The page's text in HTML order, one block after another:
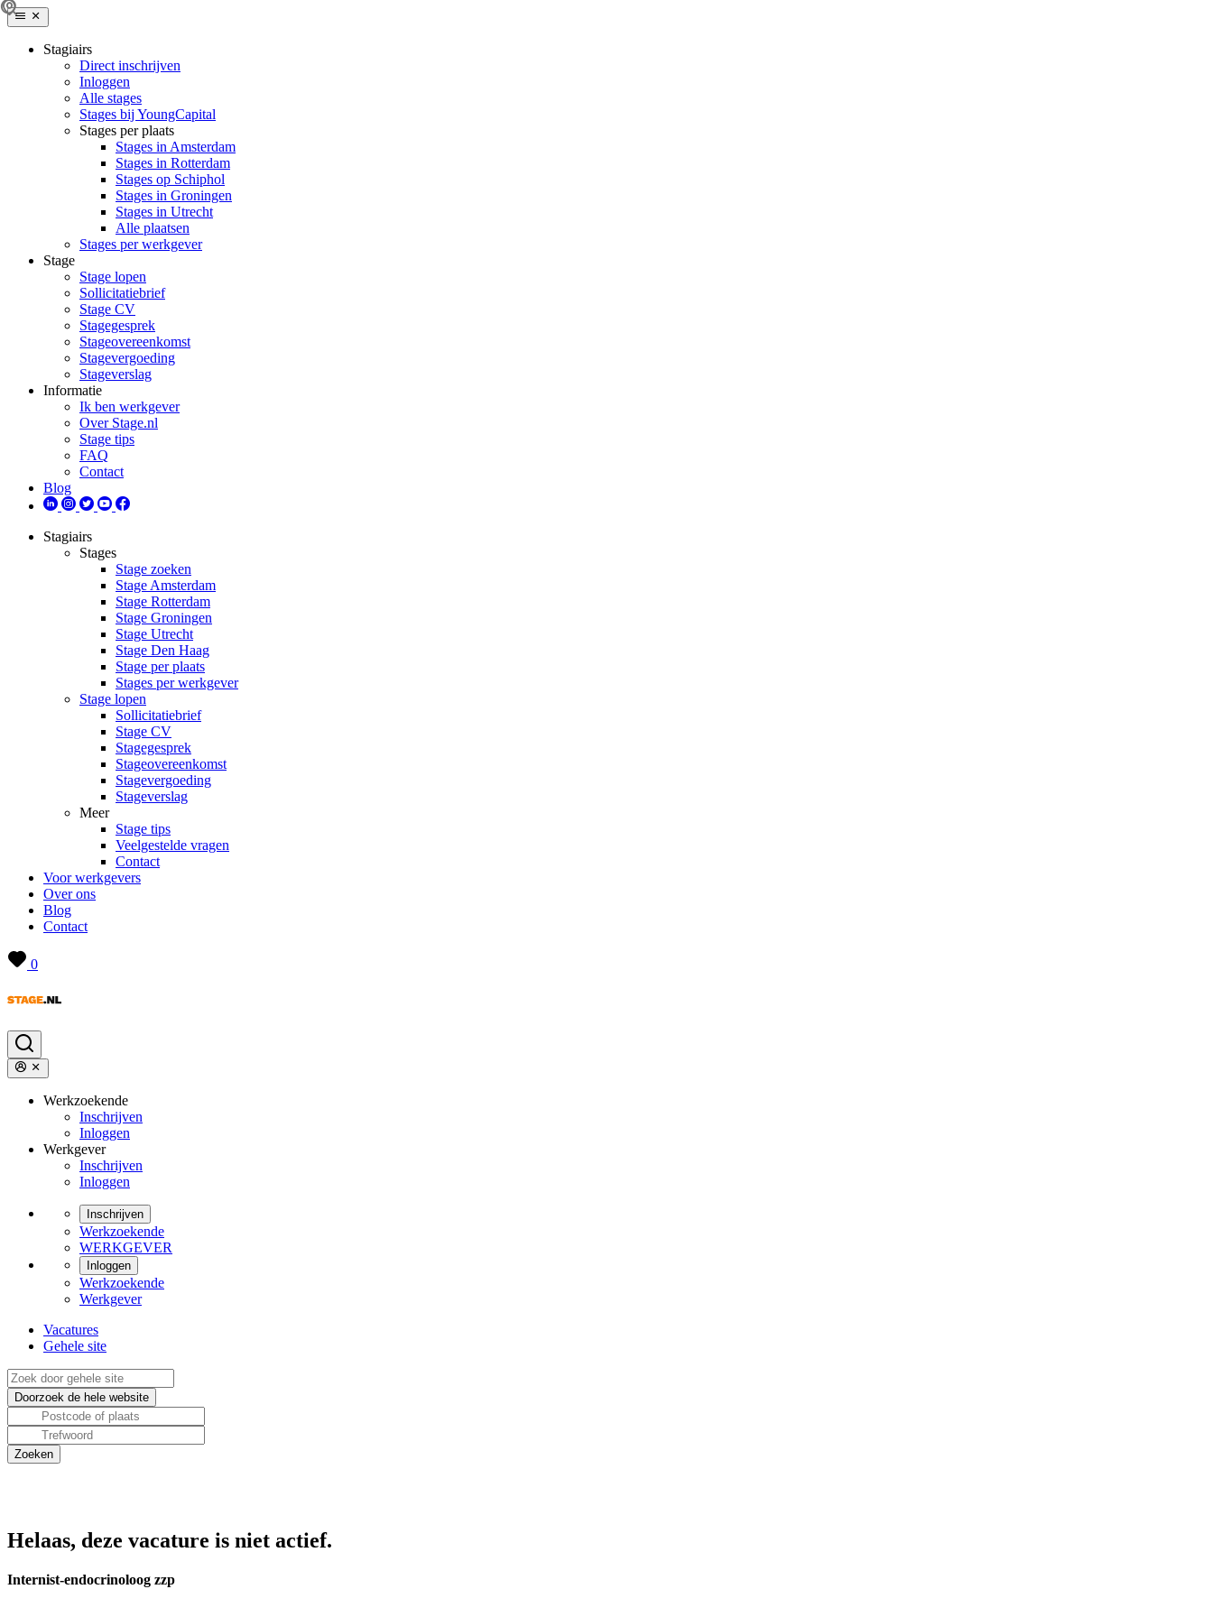
Stagiairs
Direct inschrijven
Inloggen
Alle stages
Stages bij YoungCapital
Stages per plaats
Stages in Amsterdam
Stages in Rotterdam
Stages op Schiphol
Stages in Groningen
Stages in Utrecht
Alle plaatsen
Stages per werkgever
Stage
Stage lopen
Sollicitatiebrief
Stage CV
Stagegesprek
Stageovereenkomst
Stagevergoeding
Stageverslag
Informatie
Ik ben werkgever
Over Stage.nl
Stage tips
FAQ
Contact
Blog
Stagiairs
Stages
Stage zoeken
Stage Amsterdam
Stage Rotterdam
Stage Groningen
Stage Utrecht
Stage Den Haag
Stage per plaats
Stages per werkgever
Stage lopen
Sollicitatiebrief
Stage CV
Stagegesprek
Stageovereenkomst
Stagevergoeding
Stageverslag
Meer
Stage tips
Veelgestelde vragen
Contact
Voor werkgevers
Over ons
Blog
Contact
0
Werkzoekende
Inschrijven
Inloggen
Werkgever
Inschrijven
Inloggen
Inschrijven
Werkzoekende
WERKGEVER
Inloggen
Werkzoekende
Werkgever
Vacatures
Gehele site
Helaas, deze vacature is niet actief.
Internist-endocrinoloog zzp